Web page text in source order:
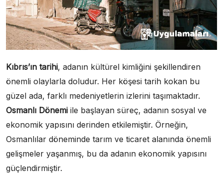
Kıbrıs’ın tarihi, adanın kültürel kimliğini şekillendiren
önemli olaylarla doludur. Her köşesi tarih kokan bu
güzel ada, farklı medeniyetlerin izlerini taşımaktadır.
Osmanlı Dönemi ile başlayan süreç, adanın sosyal ve
ekonomik yapısını derinden etkilemiştir. Örneğin,
Osmanlılar döneminde tarım ve ticaret alanında önemli
gelişmeler yaşanmış, bu da adanın ekonomik yapısını
güçlendirmiştir.